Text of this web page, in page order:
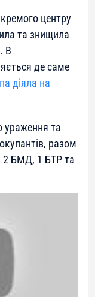
центру
та знищила
В
де саме
діяла на
ураження та
разом
2 БМД, 1 БТР та